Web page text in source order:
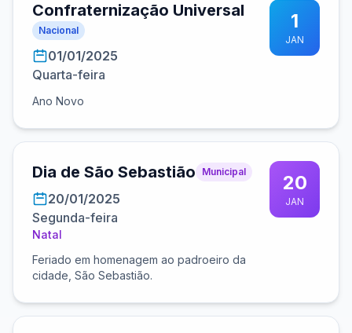
Confraternização Universal
Nacional
01/01/2025
Quarta-feira
Ano Novo
1
JAN
Dia de São Sebastião Municipal
20/01/2025
Segunda-feira
Natal
Feriado em homenagem ao padroeiro da
cidade, São Sebastião.
20
JAN